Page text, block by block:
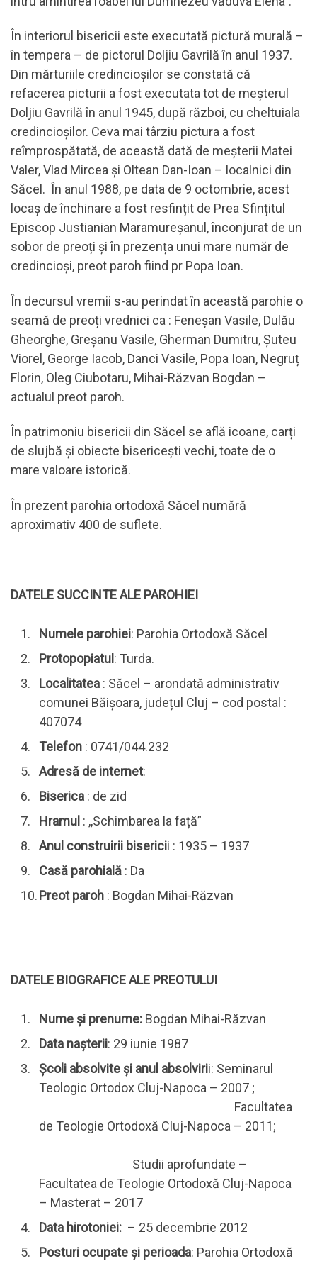
În interiorul bisericii este executată pictură murală –
în tempera – de pictorul Doljiu Gavrilă în anul 1937.
Din mărturiile credincioșilor se constată că
refacerea picturii a fost executata tot de meșterul
Doljiu Gavrilă în anul 1945, după război, cu cheltuiala
credincioșilor. Ceva mai târziu pictura a fost
reîmprospătată, de această dată de meșterii Matei
Valer, Vlad Mircea și Oltean Dan-Ioan – localnici din
Săcel. În anul 1988, pe data de 9 octombrie, acest
locaș de închinare a fost resfințit de Prea Sfințitul
Episcop Justianian Maramureșanul, înconjurat de un
sobor de preoți și în prezența unui mare număr de
credincioși, preot paroh fiind pr Popa Ioan.
În decursul vremii s-au perindat în această parohie o
seamă de preoți vrednici ca : Feneșan Vasile, Dulău
Gheorghe, Greșanu Vasile, Gherman Dumitru, Șuteu
Viorel, George Iacob, Danci Vasile, Popa Ioan, Negruț
Florin, Oleg Ciubotaru, Mihai-Răzvan Bogdan –
actualul preot paroh.
În patrimoniu bisericii din Săcel se află icoane, carți
de slujbă și obiecte bisericești vechi, toate de o
mare valoare istorică.
În prezent parohia ortodoxă Săcel numără
aproximativ 400 de suflete.
DATELE SUCCINTE ALE PAROHIEI
Numele parohiei: Parohia Ortodoxă Săcel
Protopopiatul : Turda.
Localitatea : Săcel – arondată administrativ
comunei Băișoara, județul Cluj – cod postal :
407074
Telefon : 0741/044.232
Adresă de internet:
Biserica : de zid
Hramul : ,,Schimbarea la față”
Anul construirii bisericii : 1935 – 1937
Casă parohială : Da
Preot paroh : Bogdan Mihai-Răzvan
DATELE BIOGRAFICE ALE PREOTULUI
Nume și prenume: Bogdan Mihai-Răzvan
Data nașterii: 29 iunie 1987
Școli absolvite și anul absolvirii: Seminarul
Teologic Ortodox Cluj-Napoca – 2007 ;
Facultatea
de Teologie Ortodoxă Cluj-Napoca – 2011;
Studii aprofundate –
Facultatea de Teologie Ortodoxă Cluj-Napoca
– Masterat – 2017
Data hirotoniei: – 25 decembrie 2012
Posturi ocupate și perioada: Parohia Ortodoxă